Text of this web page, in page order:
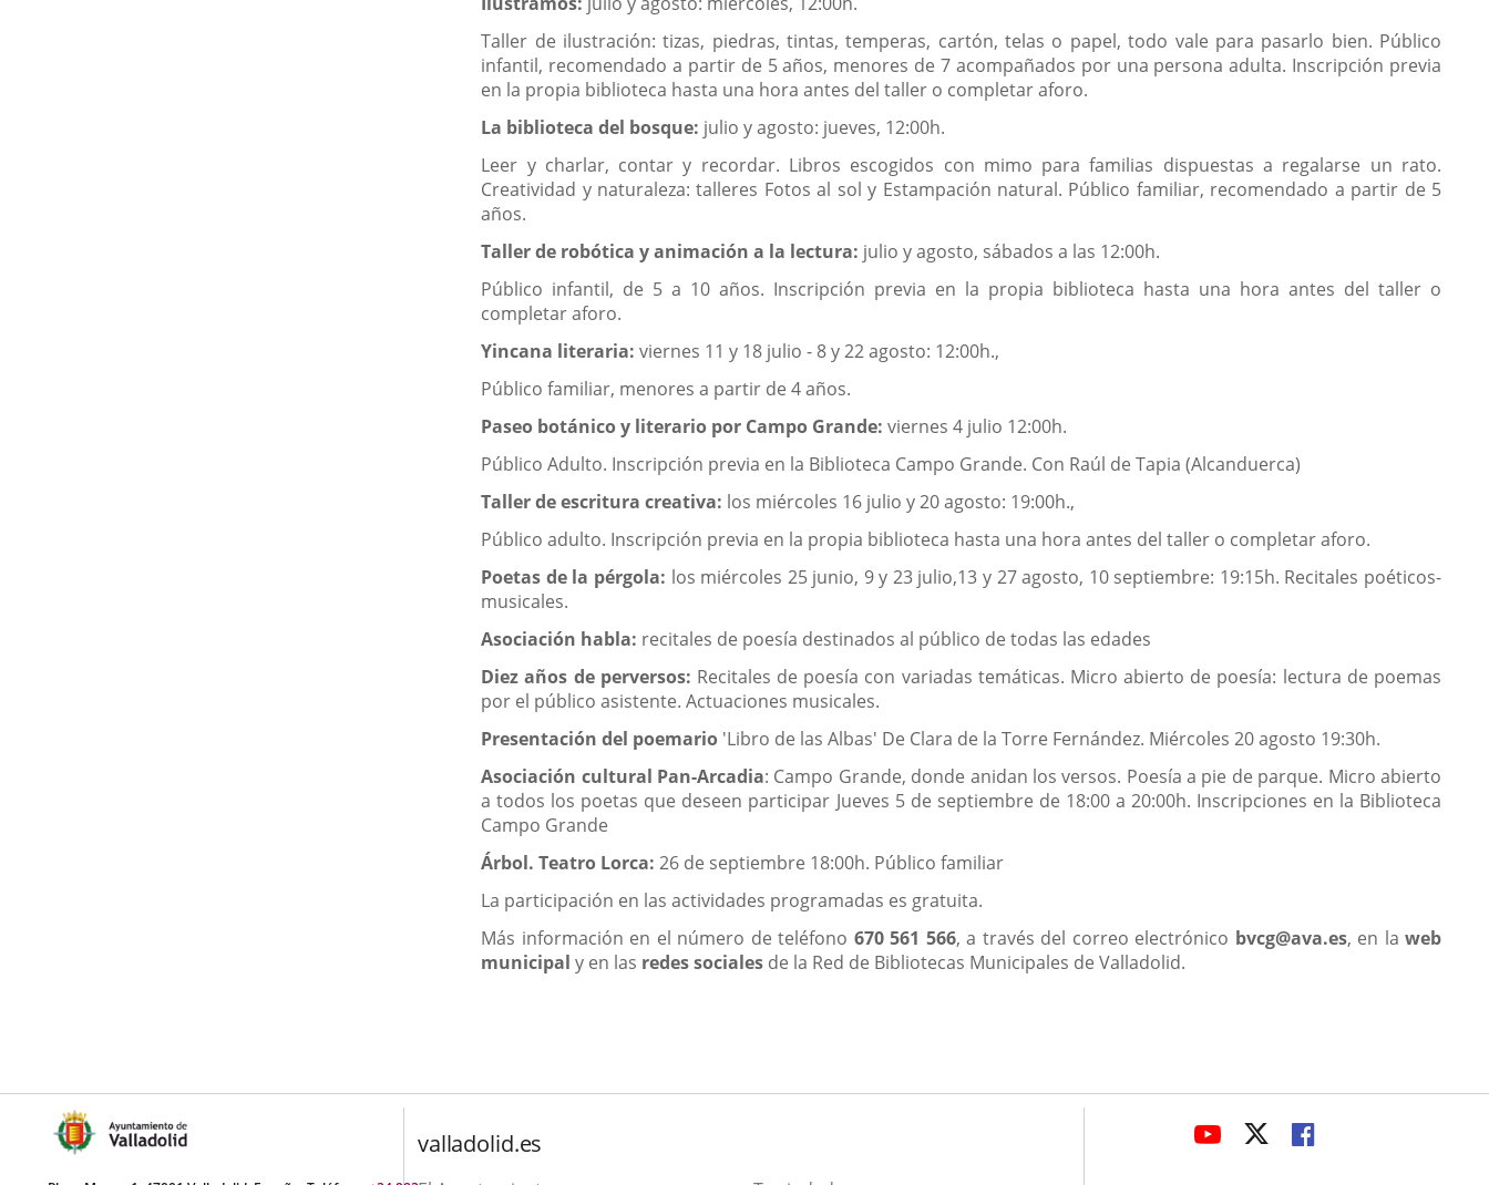
Taller de ilustración: tizas, piedras, tintas, temperas, cartón, telas o papel, todo vale para pasarlo bien. Público
infantil, recomendado a partir de 5 años, menores de 7 acompañados por una persona adulta. Inscripción previa
en la propia biblioteca hasta una hora antes del taller o completar aforo.
La biblioteca del bosque: julio y agosto: jueves, 12:00h.
Leer y charlar, contar y recordar. Libros escogidos con mimo para familias dispuestas a regalarse un rato.
Creatividad y naturaleza: talleres Fotos al sol y Estampación natural. Público familiar, recomendado a partir de 5
años.
Taller de robótica y animación a la lectura: julio y agosto, sábados a las 12:00h.
Público infantil, de 5 a 10 años. Inscripción previa en la propia biblioteca hasta una hora antes del taller o
completar aforo.
Yincana literaria: viernes 11 y 18 julio - 8 y 22 agosto: 12:00h.,
Público familiar, menores a partir de 4 años.
Paseo botánico y literario por Campo Grande: viernes 4 julio 12:00h.
Público Adulto. Inscripción previa en la Biblioteca Campo Grande. Con Raúl de Tapia (Alcanduerca)
Taller de escritura creativa: los miércoles 16 julio y 20 agosto: 19:00h.,
Público adulto. Inscripción previa en la propia biblioteca hasta una hora antes del taller o completar aforo.
Poetas de la pérgola: los miércoles 25 junio, 9 y 23 julio,13 y 27 agosto, 10 septiembre: 19:15h. Recitales poéticos-
musicales.
Asociación habla: recitales de poesía destinados al público de todas las edades
Diez años de perversos: Recitales de poesía con variadas temáticas. Micro abierto de poesía: lectura de poemas
por el público asistente. Actuaciones musicales.
Presentación del poemario 'Libro de las Albas' De Clara de la Torre Fernández. Miércoles 20 agosto 19:30h.
Asociación cultural Pan-Arcadia: Campo Grande, donde anidan los versos. Poesía a pie de parque. Micro abierto
a todos los poetas que deseen participar Jueves 5 de septiembre de 18:00 a 20:00h. Inscripciones en la Biblioteca
Campo Grande
Árbol. Teatro Lorca: 26 de septiembre 18:00h. Público familiar
La participación en las actividades programadas es gratuita.
Más información en el número de teléfono 670 561 566, a través del correo electrónico bvcg@ava.es, en laweb
municipal y en las redes sociales de la Red de Bibliotecas Municipales de Valladolid.
valladolid.es
LINK
LINKLINK